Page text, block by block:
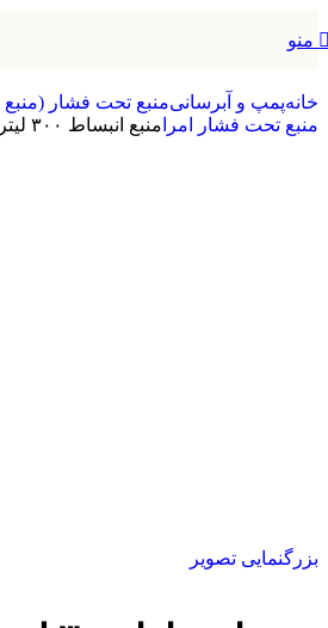
منو
خانهپمپ و آبرسانیمنبع تحت فشار
منبع تحت فشار امرا منبع انبساط ۳۰۰ لیتری امرا
بزرگنمایی تصویر